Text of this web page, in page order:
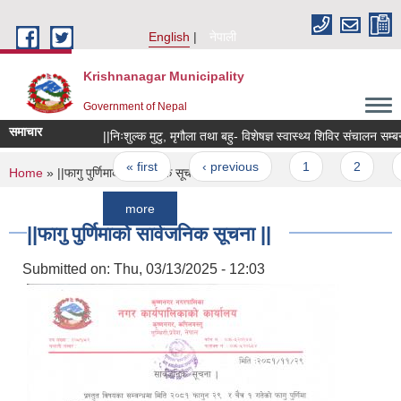
English
नेपाली
Krishnanagar Municipality
Government of Nepal
समाचार ||निःशुल्क मुटु, मृगौला तथा बहु- विशेषज्ञ स्वास्थ्य शिविर संचालन सम्बन्धी
Pages
« first ‹ previous
more
You are here
Home » ||फागु पुर्णिमाको सार्वजनिक सूचना ||
||फागु पुर्णिमाको सार्वजनिक सूचना ||
Submitted on: Thu, 03/13/2025 - 12:03